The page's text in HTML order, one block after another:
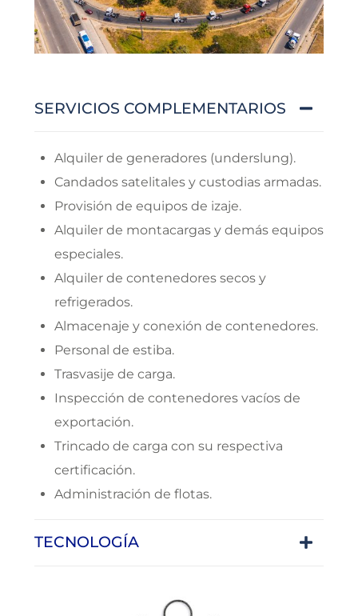
SERVICIOS COMPLEMENTARIOS
Alquiler de generadores (underslung).
Candados satelitales y custodias armadas.
Provisión de equipos de izaje.
Alquiler de montacargas y demás equipos
especiales.
Alquiler de contenedores secos y
refrigerados.
Almacenaje y conexión de contenedores.
Personal de estiba.
Trasvasije de carga.
Inspección de contenedores vacíos de
exportación.
Trincado de carga con su respectiva
certificación.
Administración de flotas.
TECNOLOGÍA